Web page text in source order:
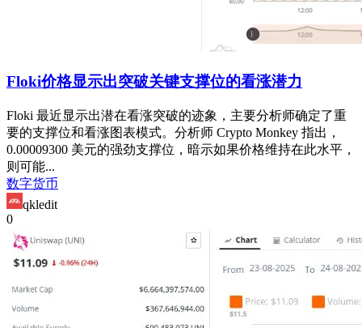
Floki价格显示出突破关键支撑位的看涨潜力
Floki 最近显示出潜在看涨突破的迹象，主要分析师确定了重
要的支撑位和看涨图表模式。分析师 Crypto Monkey 指出，
0.00009300 美元的强劲支撑位，暗示如果价格维持在此水平，
则可能...
数字货币
qkledit
0